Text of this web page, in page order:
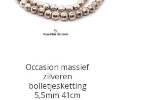
Occasion massief
zilveren
bolletjesketting
5,5mm 41cm